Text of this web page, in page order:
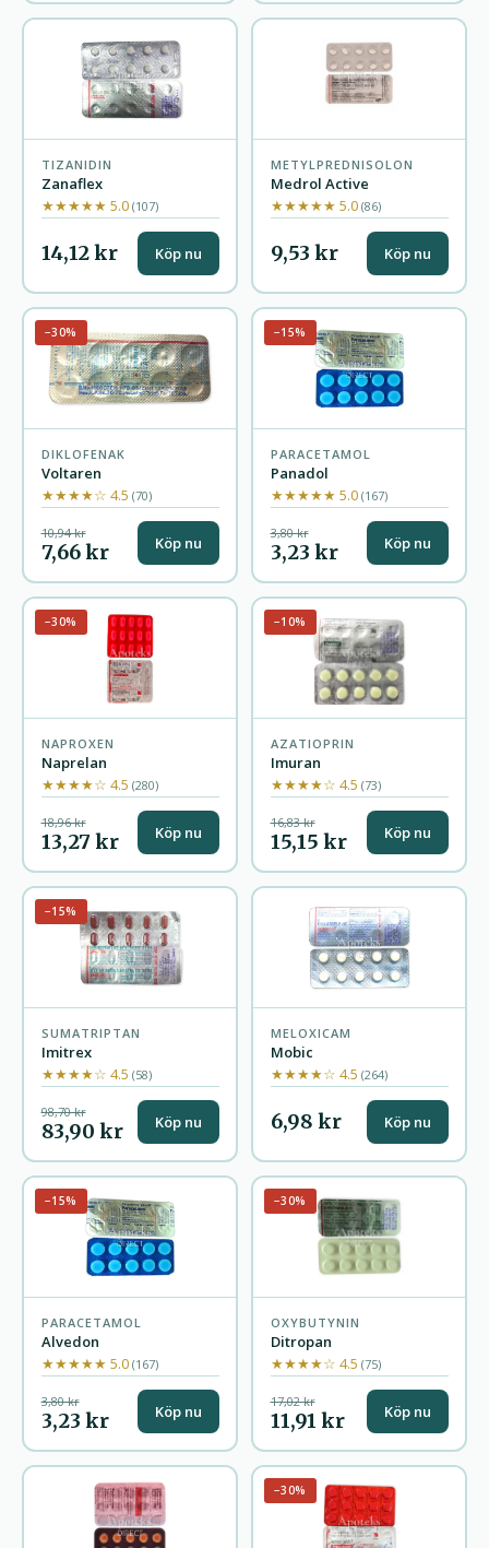
TIZANIDIN
Zanaflex
★★★★★ 5.0 (107)
14,12 kr Köp nu
METYLPREDNISOLON
Medrol Active
★★★★★ 5.0 (86)
9,53 kr Köp nu
−30%
DIKLOFENAK
Voltaren
★★★★☆ 4.5 (70)
10,94 kr
7,66 kr Köp nu
−15%
PARACETAMOL
Panadol
★★★★★ 5.0 (167)
3,80 kr
3,23 kr Köp nu
−30%
NAPROXEN
Naprelan
★★★★☆ 4.5 (280)
18,96 kr
13,27 kr Köp nu
−10%
AZATIOPRIN
Imuran
★★★★☆ 4.5 (73)
16,83 kr
15,15 kr Köp nu
−15%
SUMATRIPTAN
Imitrex
★★★★☆ 4.5 (58)
98,70 kr
83,90 kr Köp nu
MELOXICAM
Mobic
★★★★☆ 4.5 (264)
6,98 kr Köp nu
−15%
PARACETAMOL
Alvedon
★★★★★ 5.0 (167)
3,80 kr
3,23 kr Köp nu
−30%
OXYBUTYNIN
Ditropan
★★★★☆ 4.5 (75)
17,02 kr
11,91 kr Köp nu
−30%